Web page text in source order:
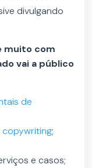
divulgando
muito com
vai a público
de
copywriting;
e casos;